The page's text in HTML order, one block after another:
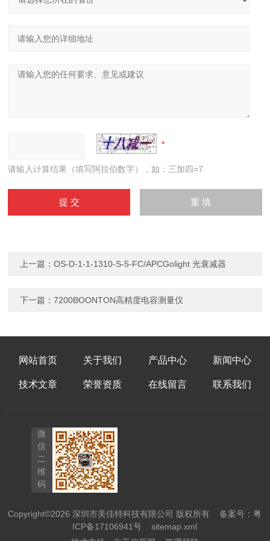
请输入计算结果（填写阿拉伯数字），如：三加四=7
上一篇：OS-D-1-1-1310-S-5-FC/APCGolight 光衰减器
下一篇：7200BOONTON高精度电容测量仪
网站首页 关于我们 产品中心 新闻中心
技术文章 荣誉资质 在线留言 联系我们
微
信
二
维
码
Copyright©2026 深圳市美佳特科技有限公司 版权所有备案号：粤
ICP备17106941号
sitemap.xml